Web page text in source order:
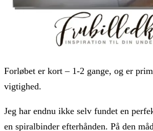
Forløbet er kort – 1-2 gange, og er
vigtighed.
Jeg har endnu ikke selv fundet en
en spiralbinder efterhånden. På den